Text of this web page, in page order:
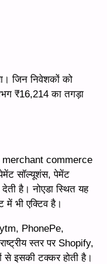
जिन निवेशकों को
₹16,214 का तगड़ा
merchant commerce
सॉल्यूशंस, पेमेंट
है। नोएडा स्थित यह
भी एक्टिव है।
PhonePe,
स्तर पर Shopify,
इसकी टक्कर होती है।